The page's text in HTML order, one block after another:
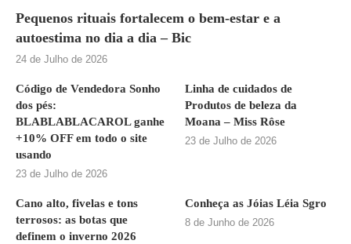
Pequenos rituais fortalecem o bem-estar e a
autoestima no dia a dia – Bic
24 de Julho de 2026
Código de Vendedora Sonho
dos pés:
BLABLABLACAROL ganhe
+10% OFF em todo o site
usando
23 de Julho de 2026
Linha de cuidados de
Produtos de beleza da
Moana – Miss Rôse
23 de Julho de 2026
Cano alto, fivelas e tons
terrosos: as botas que
definem o inverno 2026
Conheça as Jóias Léia Sgro
8 de Junho de 2026